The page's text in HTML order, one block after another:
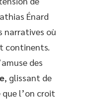
Énard
narratives où
continents.
des
, glissant de
que l’on croit